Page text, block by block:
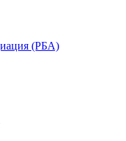
(РБА)